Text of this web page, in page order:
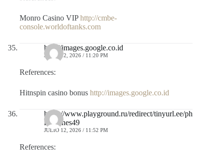
Monro Casino VIPhttp://cmbe-
console.worldoftanks.com
http://images.google.co.id
JULIO 12, 2026 / 11:20 PM
References:
Hitnspin casino bonus http://images.google.co.id
https://www.playground.ru/redirect/tinyurl.ee/ph
ilcorones49
JULIO 12, 2026 / 11:52 PM
References: